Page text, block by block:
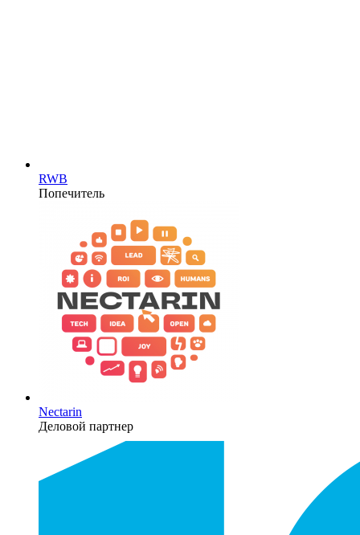
RWB
Попечитель
Nectarin
Деловой партнер